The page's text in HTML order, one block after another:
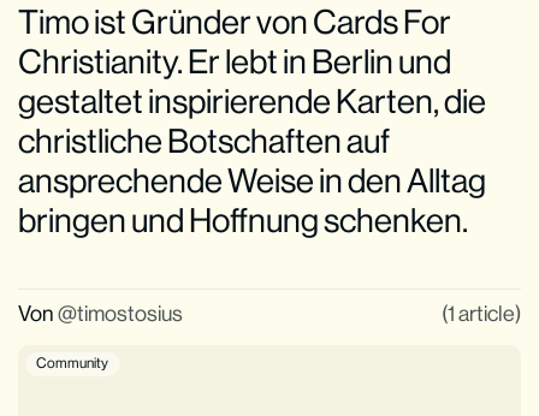
Timo ist Gründer von Cards For
Christianity. Er lebt in Berlin und
gestaltet inspirierende Karten, die
christliche Botschaften auf
ansprechende Weise in den Alltag
bringen und Hoffnung schenken.
Von timostosius (1 article)
Community